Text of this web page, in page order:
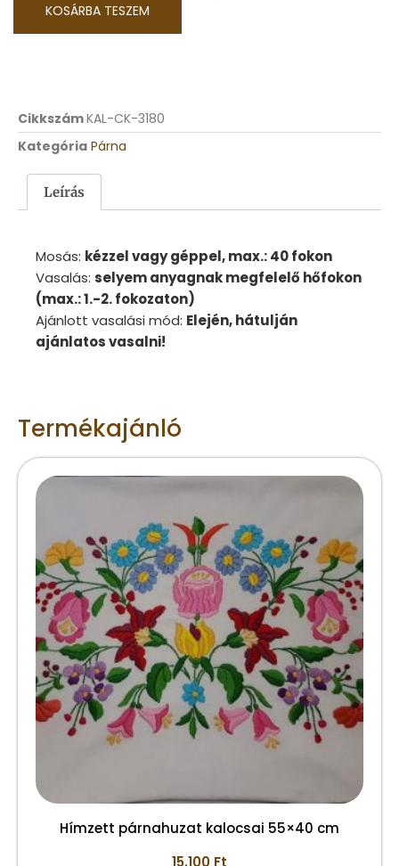
KOSÁRBA TESZEM
CikkszámKAL-CK-3180
Kategória Párna
Leírás
Mosás: kézzel vagy géppel, max.: 40 fokon
Vasalás: selyem anyagnak megfelelő hőfokon
(max.: 1.-2. fokozaton)
Ajánlott vasalási mód: Elején, hátulján
ajánlatos vasalni!
Termékajánló
Hímzett párnahuzat kalocsai 55×40 cm
15.100 Ft